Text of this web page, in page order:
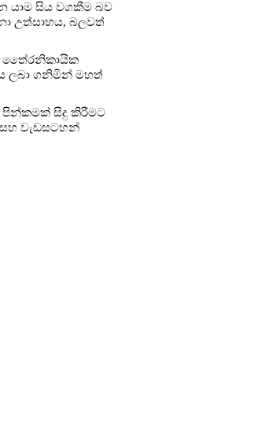
යාම සිය වගකීම බව
උත්සාහය, බලවත්
තෛ‍්‍රනිකායික
ලබා ගනිමින් මහත්
පින්කමක් සිදු කිරීමට
සහ වැඩසටහන්